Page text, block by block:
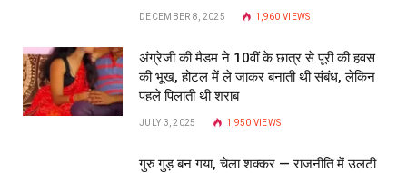
DECEMBER 8, 2025 1,960 VIEWS
अंग्रेजी की मैडम ने 10वीं के छात्र से पूरी की हवस
की भूख, होटल में ले जाकर बनाती थी संबंध, लेकिन
पहले पिलाती थी शराब
JULY 3, 2025 1,950 VIEWS
गुरु गुड़ बन गया, चेला शक्कर — राजनीति में उलटी